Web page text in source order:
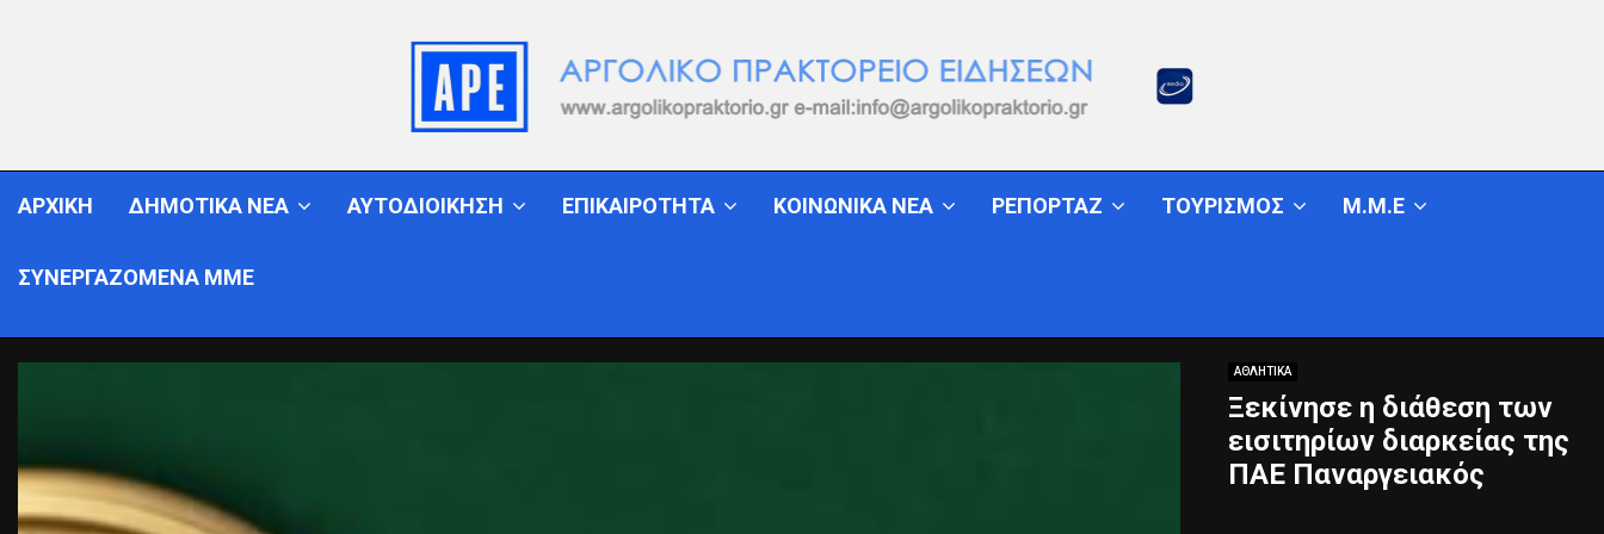
ΑΡΧΙΚΗ ΔΗΜΟΤΙΚΑ ΝΕΑ ΑΥΤΟΔΙΟΙΚΗΣΗ ΕΠΙΚΑΙΡΟΤΗΤΑ ΚΟΙΝΩΝΙΚΑ ΝΕΑ ΡΕΠΟΡΤΑΖ ΤΟΥΡΙΣΜΟΣ Μ.Μ.Ε
ΣΥΝΕΡΓΑΖΟΜΕΝΑ ΜΜΕ
ΑΘΛΗΤΙΚΑ
Ξεκίνησε η διάθεση των
εισιτηρίων διαρκείας της
ΠΑΕ Παναργειακός